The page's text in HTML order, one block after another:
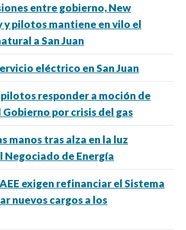
entre gobierno, New
y pilotos mantiene en vilo el
a San Juan
eléctrico en San Juan
responder a moción de
por crisis del gas
manos tras alza en la luz
Negociado de Energía
exigen refinanciar el Sistema
nuevos cargos a los